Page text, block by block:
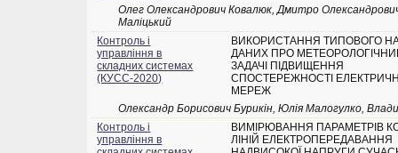
Олег Олександрович Ковалюк, Дмитро
Маліцький
Контроль і
управління в
складних системах
(КУСС-2020)
ВИКОРИСТАННЯ ТИПОВОГО
ДАНИХ ПРО
ЗАДАЧІ ПІДВИЩЕННЯ
СПОСТЕРЕЖНОСТІ
МЕРЕЖ
Олександр Борисович Бурикін, Юлія Малогулко,
Контроль і
управління в
ВИМІРЮВАННЯ ПАРАМЕТРІВ
ЛІНІЙ ЕЛЕКТРОПЕРЕДАВАННЯ